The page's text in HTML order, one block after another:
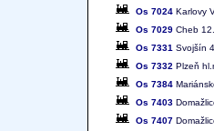
Os 7024 Karlovy
Os 7029 Cheb
Os 7331 Svojšín
Os 7332 Plzeň
Os 7384
Os 7403
Os 7407